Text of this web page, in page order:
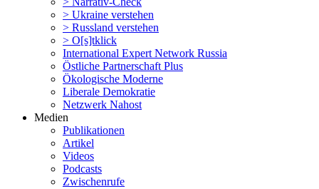
> Ukraine verstehen
> Russland verstehen
> O[s]tklick
Inter­na­tional Expert Network Russia
Östliche Partner­schaft Plus
Ökolo­gische Moderne
Liberale Demokratie
Netzwerk Nahost
Medien
Publi­ka­tionen
Artikel
Videos
Podcasts
Zwischenrufe